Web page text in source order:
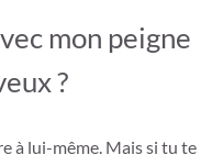
mon peigne
?
à lui-même. Mais si tu te